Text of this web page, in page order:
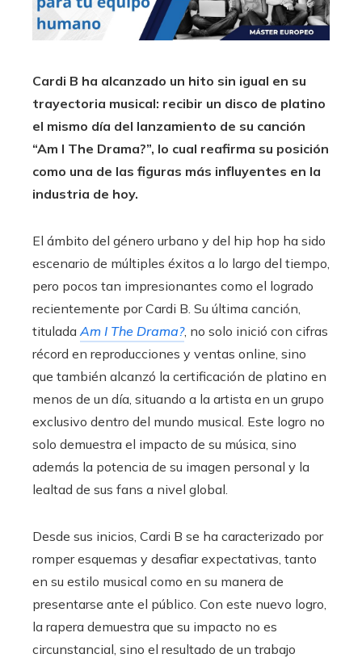
Cardi B ha alcanzado un hito sin igual en su
trayectoria musical: recibir un disco de platino
el mismo día del lanzamiento de su canción
“Am I The Drama?”, lo cual reafirma su posición
como una de las figuras más influyentes en la
industria de hoy.
El ámbito del género urbano y del hip hop ha sido
escenario de múltiples éxitos a lo largo del tiempo,
pero pocos tan impresionantes como el logrado
recientemente por Cardi B. Su última canción,
titulada Am I The Drama?, no solo inició con cifras
récord en reproducciones y ventas online, sino
que también alcanzó la certificación de platino en
menos de un día, situando a la artista en un grupo
exclusivo dentro del mundo musical. Este logro no
solo demuestra el impacto de su música, sino
además la potencia de su imagen personal y la
lealtad de sus fans a nivel global.
Desde sus inicios, Cardi B se ha caracterizado por
romper esquemas y desafiar expectativas, tanto
en su estilo musical como en su manera de
presentarse ante el público. Con este nuevo logro,
la rapera demuestra que su impacto no es
circunstancial, sino el resultado de un trabajo